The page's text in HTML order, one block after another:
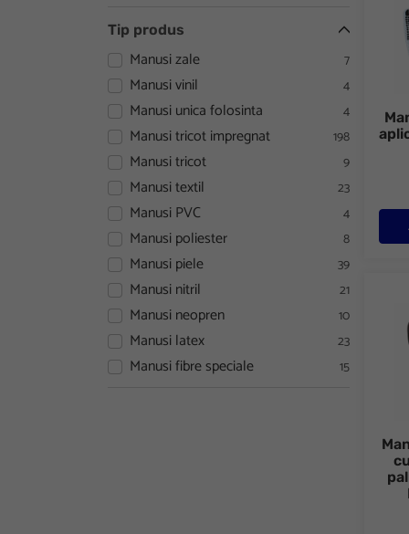
Tip produs
Manusi zale 7
Manusi vinil 4
Manusi unica folosinta 4
Manusi tricot impregnat 198
Manusi tricot 9
Manusi textil 23
Manusi PVC 4
Manusi poliester 8
Manusi piele 39
Manusi nitril 21
Manusi neopren 10
Manusi latex 23
Manusi fibre speciale 15